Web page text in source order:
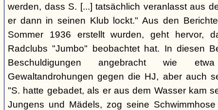
werden, dass S. [...] tatsächlich veranlasst aus
er dann in seinen Klub lockt." Aus den
Sommer 1936 erstellt wurden, geht hervor,
Radclubs "Jumbo" beobachtet hat. In diesen
Beschuldigungen angebracht wie
Gewaltandrohungen gegen die HJ, aber auch
"S. hatte gebadet, als er aus dem Wasser kam
Jungens und Mädels, zog seine